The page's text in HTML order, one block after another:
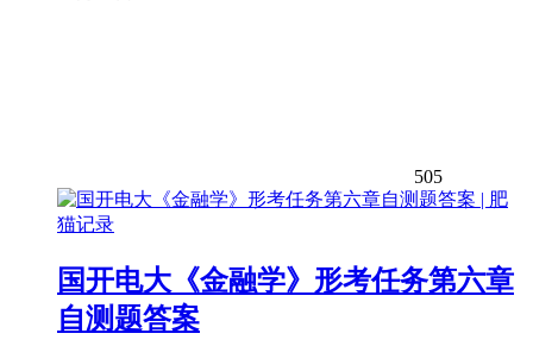
505
国开电大《金融学》形考任务第六章
自测题答案